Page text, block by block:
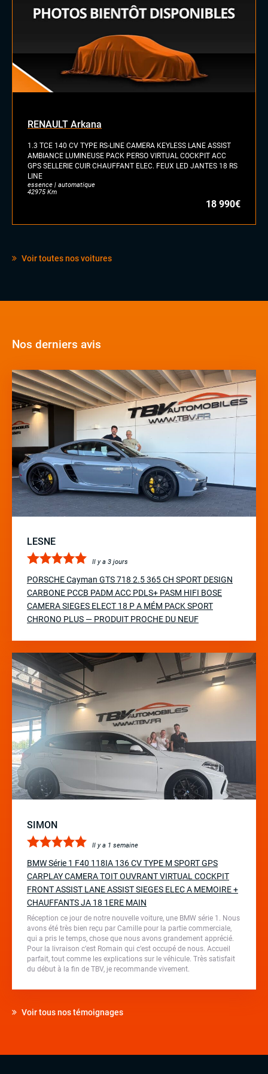
RENAULT Arkana
1.3 TCE 140 CV TYPE RS-LINE CAMERA KEYLESS LANE ASSIST
AMBIANCE LUMINEUSE PACK PERSO VIRTUAL COCKPIT ACC
GPS SELLERIE CUIR CHAUFFANT ELEC. FEUX LED JANTES 18 RS
LINE
essence | automatique
42975 Km
18 990€
Voir toutes nos voitures
Nos derniers avis
LESNE
Il y a 3 jours
PORSCHE Cayman GTS 718 2.5 365 CH SPORT DESIGN
CARBONE PCCB PADM ACC PDLS+ PASM HIFI BOSE
CAMERA SIEGES ELECT 18 P A MÉM PACK SPORT
CHRONO PLUS — PRODUIT PROCHE DU NEUF
SIMON
Il y a 1 semaine
BMW Série 1 F40 118IA 136 CV TYPE M SPORT GPS
CARPLAY CAMERA TOIT OUVRANT VIRTUAL COCKPIT
FRONT ASSIST LANE ASSIST SIEGES ELEC A MEMOIRE +
CHAUFFANTS JA 18 1ERE MAIN
Réception ce jour de notre nouvelle voiture, une BMW série 1. Nous
avons été très bien reçu par Camille pour la partie commerciale,
qui a pris le temps, chose que nous avons grandement apprécié.
Pour la livraison c’est Romain qui c’est occupé de nous. Accueil
parfait, tout comme les explications sur le véhicule. Très satisfait
du début à la fin de TBV, je recommande vivement.
Voir tous nos témoignages